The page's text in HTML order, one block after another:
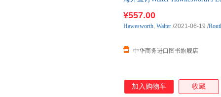
¥557.00
中华商务进口图书旗舰店
Hawesworth, Walter /2021-06-19 /
加入购物车 收藏